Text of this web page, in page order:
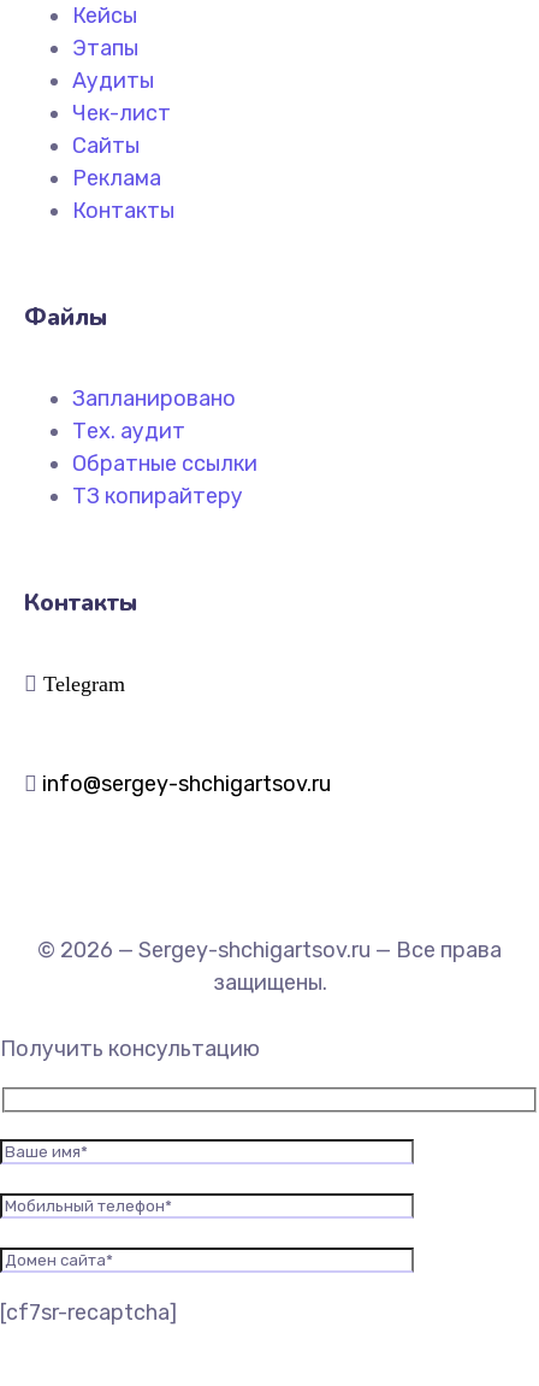
Кейсы
Этапы
Аудиты
Чек-лист
Сайты
Реклама
Контакты
Файлы
Запланировано
Тех. аудит
Обратные ссылки
ТЗ копирайтеру
Контакты
Telegram
info@sergey-shchigartsov.ru
© 2026 — Sergey-shchigartsov.ru — Все права
защищены.
Получить консультацию
[cf7sr-recaptcha]